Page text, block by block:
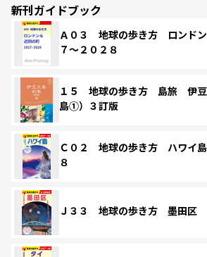
新刊ガイドブック
Ａ０３ 地球の歩き方 ロンド
７～２０２８
１５ 地球の歩き方 島旅 伊
島①）３訂版
Ｃ０２ 地球の歩き方 ハワイ
８
Ｊ３３ 地球の歩き方 墨田区